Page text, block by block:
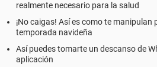
realmente necesario para la salud
¡No caigas! Así es como te manipulan
temporada navideña
Así puedes tomarte un descanso de
aplicación